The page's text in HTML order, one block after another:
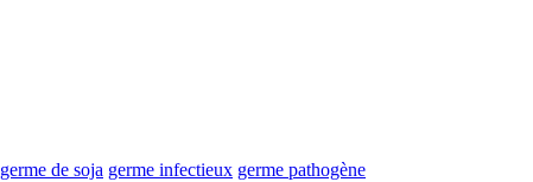
germe de soja germe infectieux germe pathogène